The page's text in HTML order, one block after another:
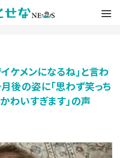
ケメンになるね」と言わ
後の姿に「思わず笑っち
わいすぎます」の声